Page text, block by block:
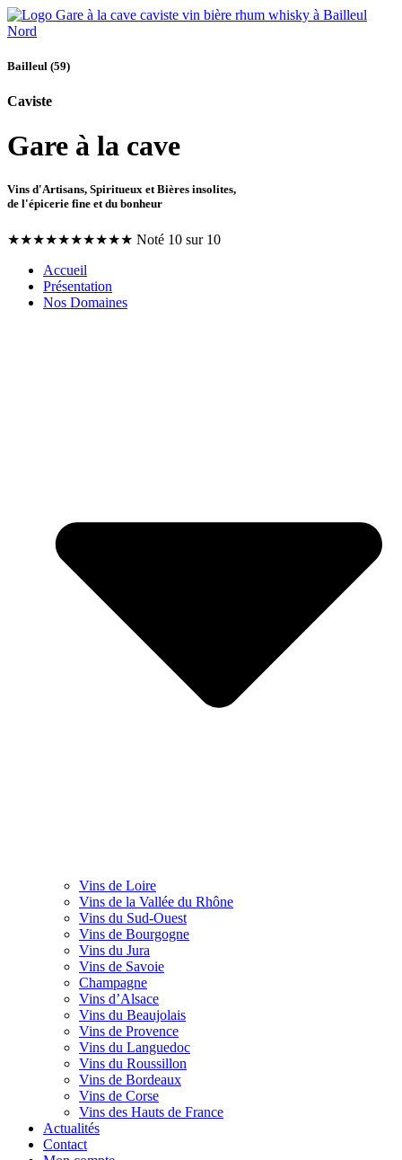
Bailleul (59)
Caviste
Gare à la cave
Vins d'Artisans, Spiritueux et Bières insolites,
de l'épicerie fine et du bonheur
★★★★★★★★★★ Noté 10 sur 10
Accueil
Présentation
Nos Domaines
Vins de Loire
Vins de la Vallée du Rhône
Vins du Sud-Ouest
Vins de Bourgogne
Vins du Jura
Vins de Savoie
Champagne
Vins d’Alsace
Vins du Beaujolais
Vins de Provence
Vins du Languedoc
Vins du Roussillon
Vins de Bordeaux
Vins de Corse
Vins des Hauts de France
Actualités
Contact